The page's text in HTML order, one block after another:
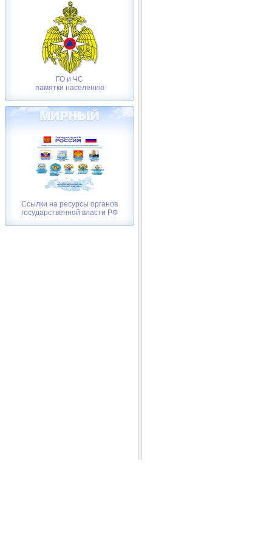
ГО и ЧС
памятки населению
Ссылки на ресурсы органов
государственной власти РФ